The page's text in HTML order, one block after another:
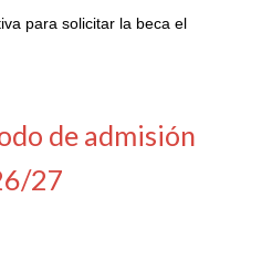
para solicitar la beca el
de admisión
27